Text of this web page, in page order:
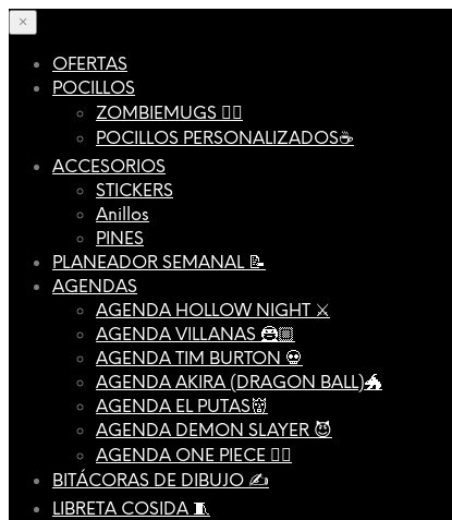
×
OFERTAS
POCILLOS
ZOMBIEMUGS 🧟‍♂️
POCILLOS PERSONALIZADOS☕️
ACCESORIOS
STICKERS
Anillos
PINES
PLANEADOR SEMANAL 📝
AGENDAS
AGENDA HOLLOW NIGHT ⚔️
AGENDA VILLANAS 🦹🏼
AGENDA TIM BURTON 💀
AGENDA AKIRA (DRAGON BALL)🐲
AGENDA EL PUTAS👹
AGENDA DEMON SLAYER 😈
AGENDA ONE PIECE 🏴‍☠️
BITÁCORAS DE DIBUJO ✍️
LIBRETA COSIDA 🧵